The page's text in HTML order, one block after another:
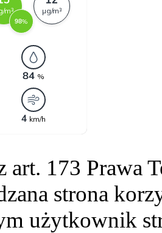
art. 173 Prawa
strona
użytkownik